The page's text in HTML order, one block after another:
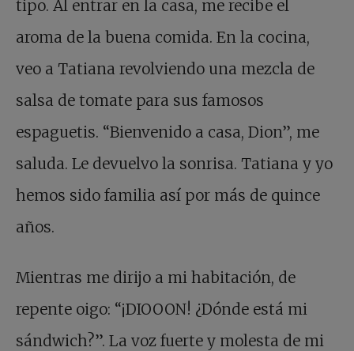
tipo. Al entrar en la casa, me recibe el
aroma de la buena comida. En la cocina,
veo a Tatiana revolviendo una mezcla de
salsa de tomate para sus famosos
espaguetis. “Bienvenido a casa, Dion”, me
saluda. Le devuelvo la sonrisa. Tatiana y yo
hemos sido familia así por más de quince
años.
Mientras me dirijo a mi habitación, de
repente oigo: “¡DIOOON! ¿Dónde está mi
sándwich?”. La voz fuerte y molesta de mi